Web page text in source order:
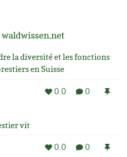
la diversité et les fonctions
en Suisse
0.0 0
vit
0.0 0